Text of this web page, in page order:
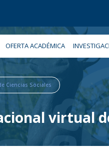
OFERTA ACADÉMICA
Ciencias Sociales
virtual